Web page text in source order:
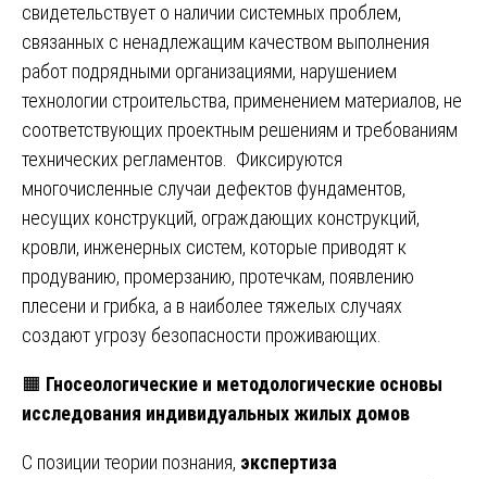
свидетельствует о наличии системных проблем,
связанных с ненадлежащим качеством выполнения
работ подрядными организациями, нарушением
технологии строительства, применением материалов, не
соответствующих проектным решениям и требованиям
технических регламентов. Фиксируются
многочисленные случаи дефектов фундаментов,
несущих конструкций, ограждающих конструкций,
кровли, инженерных систем, которые приводят к
продуванию, промерзанию, протечкам, появлению
плесени и грибка, а в наиболее тяжелых случаях
создают угрозу безопасности проживающих.
🟧 Гносеологические и методологические основы
исследования индивидуальных жилых домов
С позиции теории познания, экспертиза